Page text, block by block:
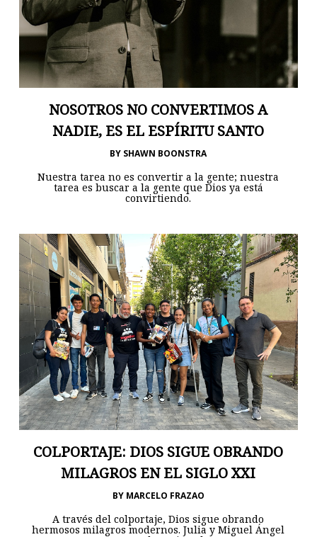
NOSOTROS NO CONVERTIMOS A
NADIE, ES EL ESPÍRITU SANTO
BY SHAWN BOONSTRA
Nuestra tarea no es convertir a la gente; nuestra
tarea es buscar a la gente que Dios ya está
convirtiendo.
COLPORTAJE: DIOS SIGUE OBRANDO
MILAGROS EN EL SIGLO XXI
BY MARCELO FRAZAO
A través del colportaje, Dios sigue obrando
hermosos milagros modernos. Julia y Miguel Ángel